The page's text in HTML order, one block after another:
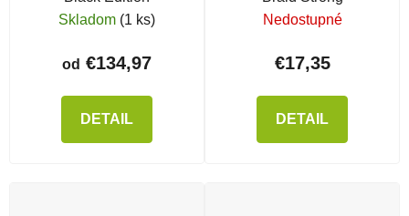
Skladom (1 ks)
od €134,97
DETAIL
Nedostupné
€17,35
DETAIL